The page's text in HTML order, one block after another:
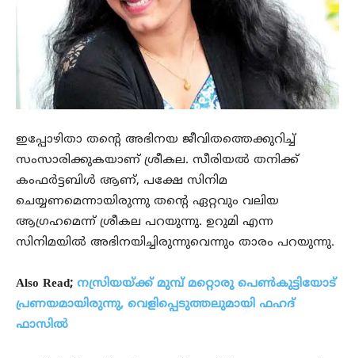
ഇപ്പോഴിതാ തന്റെ അഭിനയ ജീവിതത്തെക്കുറിച്ച്
സംസാരിക്കുകയാണ് ശ്രീകല. സീരിയല്‍ തനിക്ക്
കംഫര്‍ട്ടബിള്‍ ആണ്, പക്ഷേ സിനിമ
ചെയ്യണമെന്നായിരുന്നു തന്റെ ഏറ്റവും വലിയ
ആഗ്രഹമെന്ന് ശ്രീകല പറയുന്നു. ഉറുമി എന്ന
സിനിമയില്‍ അഭിനയിച്ചിരുന്നുവെന്നും താരം പറയുന്നു.
Also Read; നസ്രിയയ്ക്ക് മുമ്പ് മറ്റൊരു പെണ്‍കുട്ടിയോട്
പ്രണയമായിരുന്നു, വെളിപ്പെടുത്തലുമായി ഫഹദ്
ഫാസില്‍